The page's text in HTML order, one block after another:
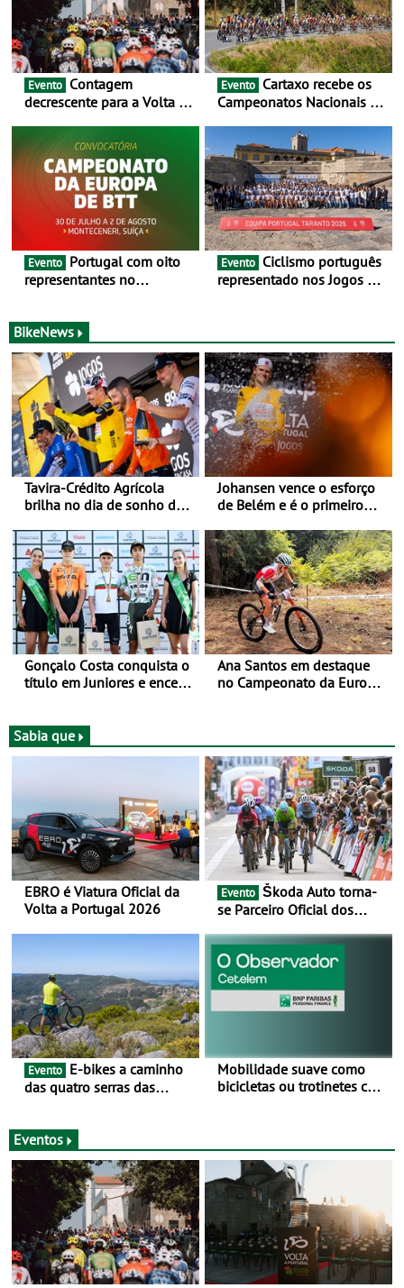
Evento
decrescente para a Volta a
as 17 equipas de 2026
Evento
Campeonatos Nacionais da
julho e 2 de agosto
Evento
representantes no
de agosto, em
Monteceneri, na Suíça
Evento
representado nos Jogos do
BikeNews
Tavira-Crédito Agrícola
brilha no dia de sonho de
Johansen vence o esforço
de Belém e é o primeiro
a Portugal - Prova decorre
entre 5 e 16 de Agosto
Gonçalo Costa conquista o
título em Juniores e encerra
Ana Santos em destaque
no Campeonato da Europa
Sabia que
EBRO é Viatura Oficial da
Volta a Portugal 2026
Evento
se Parceiro Oficial dos
BTT e Gravel da UCI - Para
os anos de 2025 e 2026
Evento
das quatro serras das
e 10 de Junho
Mobilidade suave como
bicicletas ou trotinetes com
usam os automóveis
exclusivamente em áreas
urbanas
Eventos